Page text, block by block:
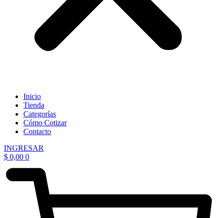
Inicio
Tienda
Categorías
Cómo Cotizar
Contacto
INGRESAR
$ 0,00 0